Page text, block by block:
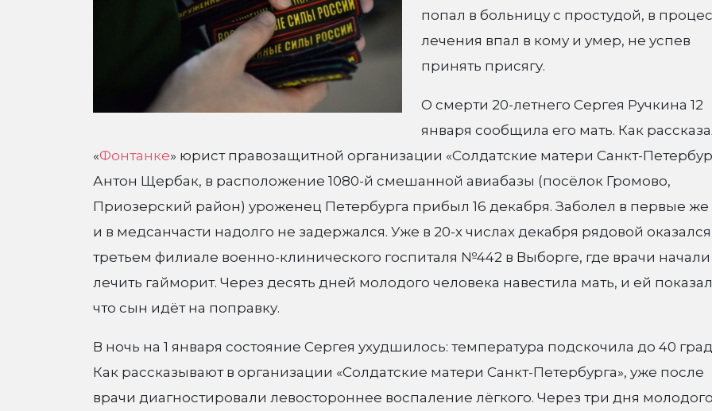
попал в больницу с простудой, в
лечения впал в кому и умер, не успев
принять присягу.
О смерти 20-летнего Сергея Ручкина 12
января сообщила его мать. Как
«Фонтанке» юрист правозащитной организации «Солдатские матери Санкт-
Антон Щербак, в расположение 1080-й смешанной авиабазы (посёлок Громово,
Приозерский район) уроженец Петербурга прибыл 16 декабря. Заболел в первые же
и в медсанчасти надолго не задержался. Уже в 20-х числах декабря рядовой оказался
третьем филиале военно-клинического госпиталя №442 в Выборге, где врачи начали
лечить гайморит. Через десять дней молодого человека навестила мать, и ей
что сын идёт на поправку.
В ночь на 1 января состояние Сергея ухудшилось: температура подскочила до 40
Как рассказывают в организации «Солдатские матери Санкт-Петербурга», уже после
врачи диагностировали левостороннее воспаление лёгкого. Через три дня молодого